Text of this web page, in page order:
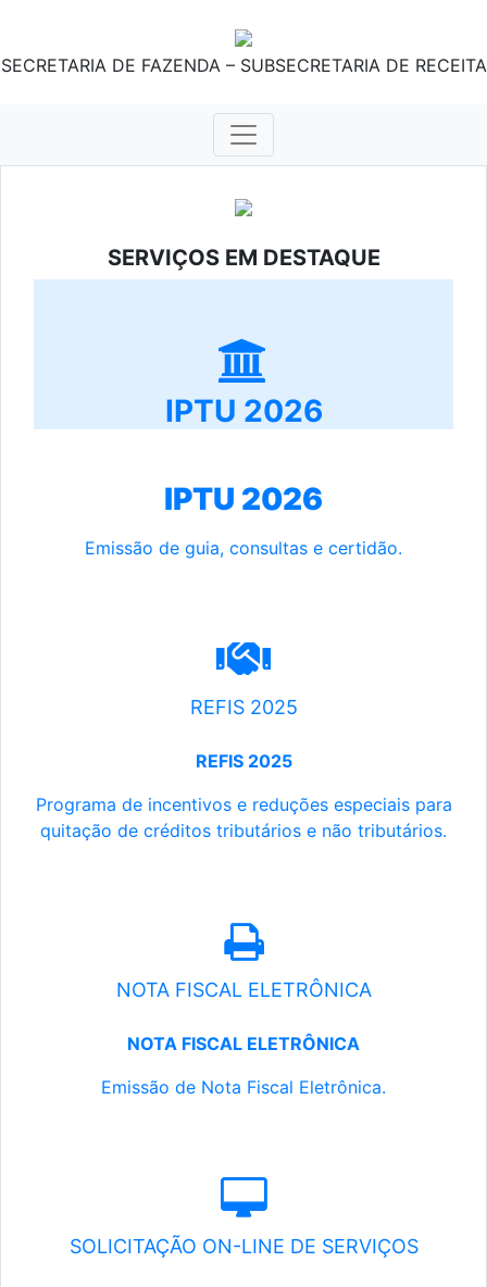
SECRETARIA DE FAZENDA – SUBSECRETARIA DE RECEITA
SERVIÇOS EM DESTAQUE
IPTU 2026
IPTU 2026
Emissão de guia, consultas e certidão.
REFIS 2025
REFIS 2025
Programa de incentivos e reduções especiais para
quitação de créditos tributários e não tributários.
NOTA FISCAL ELETRÔNICA
NOTA FISCAL ELETRÔNICA
Emissão de Nota Fiscal Eletrônica.
SOLICITAÇÃO ON-LINE DE SERVIÇOS